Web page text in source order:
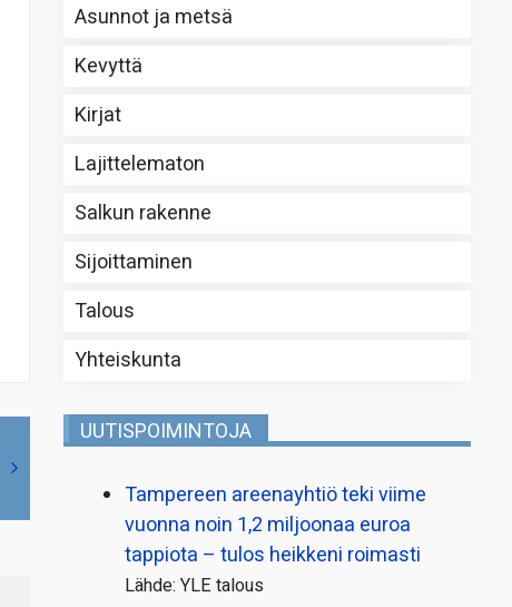
Asunnot ja metsä
Kevyttä
Kirjat
Lajittelematon
Salkun rakenne
Sijoittaminen
Talous
Yhteiskunta
UUTISPOIMINTOJA
Tampereen areenayhtiö teki viime
vuonna noin 1,2 miljoonaa euroa
tappiota – tulos heikkeni roimasti
Lähde: YLE talous